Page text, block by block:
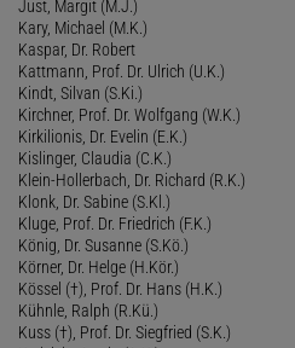
Just, Margit (M.J.)
Kary, Michael (M.K.)
Kaspar, Dr. Robert
Kattmann, Prof. Dr. Ulrich (U.K.)
Kindt, Silvan (S.Ki.)
Kirchner, Prof. Dr. Wolfgang (W.K.)
Kirkilionis, Dr. Evelin (E.K.)
Kislinger, Claudia (C.K.)
Klein-Hollerbach, Dr. Richard (R.K.)
Klonk, Dr. Sabine (S.Kl.)
Kluge, Prof. Dr. Friedrich (F.K.)
König, Dr. Susanne (S.Kö.)
Körner, Dr. Helge (H.Kör.)
Kössel (†), Prof. Dr. Hans (H.K.)
Kühnle, Ralph (R.Kü.)
Kuss (†), Prof. Dr. Siegfried (S.K.)